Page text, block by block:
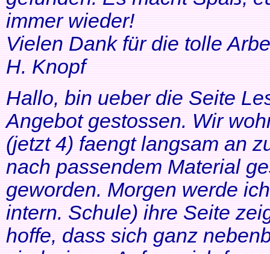
immer wieder!
Vielen Dank für die tolle
H. Knopf
Hallo, bin ueber die Seite
Angebot gestossen. Wir
(jetzt 4) faengt langsam an
nach passendem Material
geworden. Morgen werde
intern. Schule) ihre Seite
hoffe, dass sich ganz